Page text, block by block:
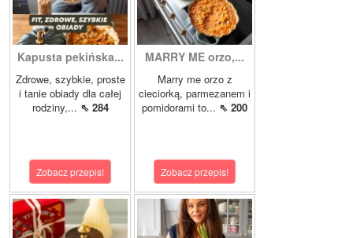
Kapusta pekińska...
Zdrowe, szybkie, proste
i tanie obiady dla całej
rodziny,... ⇖ 284
Zobacz przepis!
MARRY ME orzo,...
Marry me orzo z
cieciorką, parmezanem i
pomidorami to... ⇖ 200
Zobacz przepis!